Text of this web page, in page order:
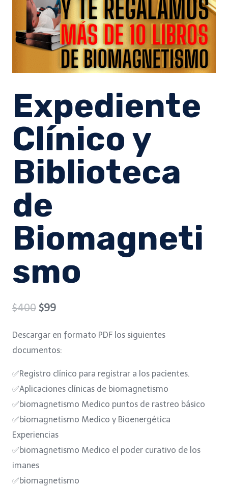
Expediente
Clínico y
Biblioteca
de
Biomagneti
smo
$400 Original
was:
$99Current
is:
Descargar en formato PDF los siguientes
documentos:
✅Registro clínico para registrar a los pacientes.
✅Aplicaciones clínicas de biomagnetismo
✅biomagnetismo Medico puntos de rastreo básico
✅biomagnetismo Medico y Bioenergética
Experiencias
✅biomagnetismo Medico el poder curativo de los
imanes
✅biomagnetismo